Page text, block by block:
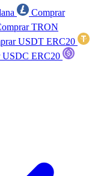
Comprar
TRON
USDT ERC20
USDC ERC20